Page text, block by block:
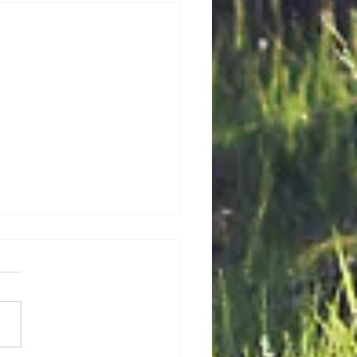
のことを考えつづけて、か
？」 ぼくも占星術（＝い